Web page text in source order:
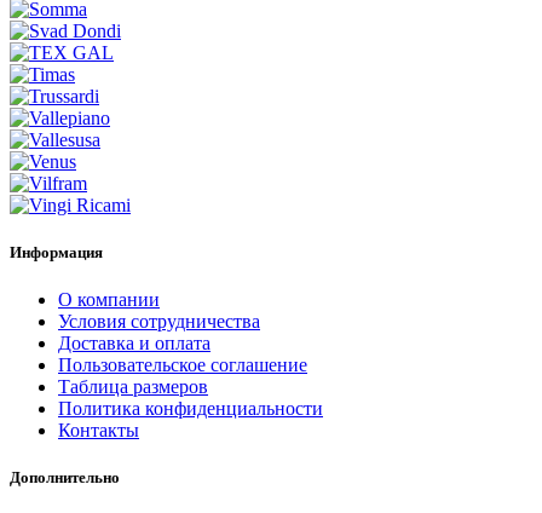
Информация
О компании
Условия сотрудничества
Доставка и оплата
Пользовательское соглашение
Таблица размеров
Политика конфиденциальности
Контакты
Дополнительно